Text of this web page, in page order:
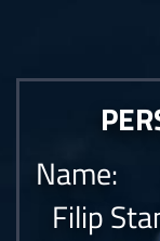
Name:
Filip